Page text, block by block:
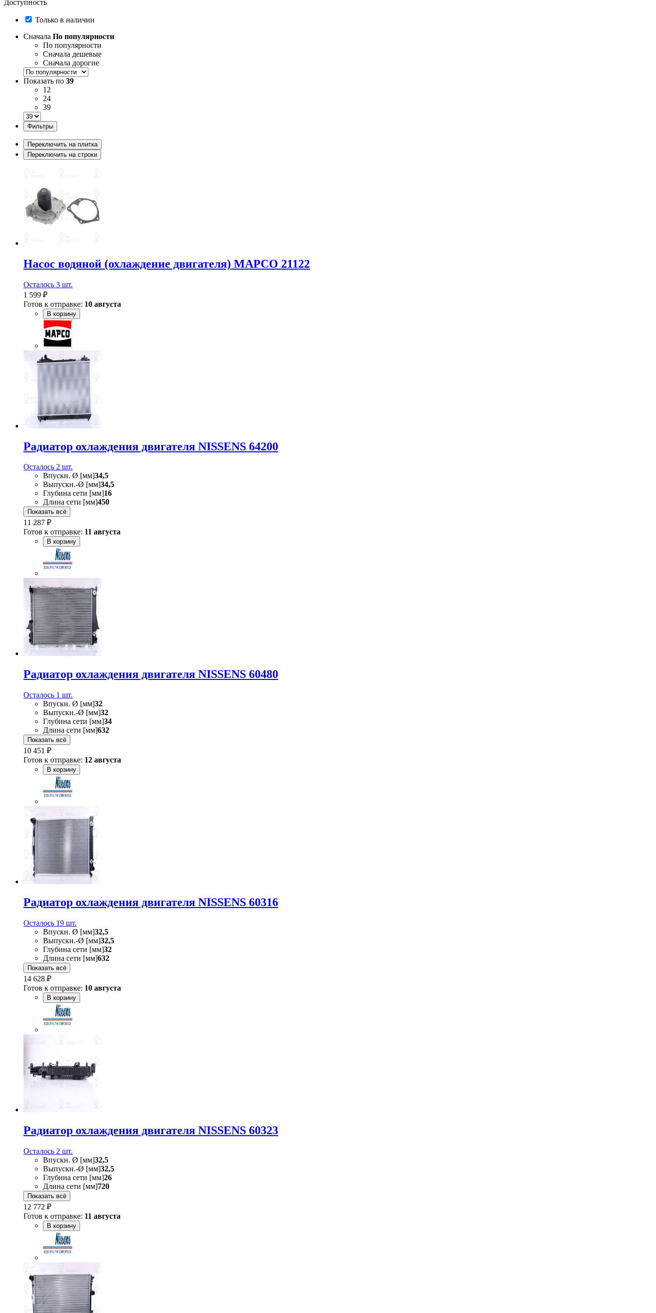
Доступность
Только в наличии
Сначала По популярности
По популярности
Сначала дешевые
Сначала дорогие
Показать по 39
12
24
39
Фильтры
Переключить на плитка
Переключить на строки
Насос водяной (охлаждение двигателя) MAPCO 21122
Осталось 3 шт.
1 599 ₽
Готов к отправке: 10 августа
В корзину
Радиатор охлаждения двигателя NISSENS 64200
Осталось 2 шт.
Впускн. Ø [мм]34,5
Выпускн.-Ø [мм]34,5
Глубина сети [мм]16
Длина сети [мм]450
Показать всё
11 287 ₽
Готов к отправке: 11 августа
В корзину
Радиатор охлаждения двигателя NISSENS 60480
Осталось 1 шт.
Впускн. Ø [мм]32
Выпускн.-Ø [мм]32
Глубина сети [мм]34
Длина сети [мм]632
Показать всё
10 451 ₽
Готов к отправке: 12 августа
В корзину
Радиатор охлаждения двигателя NISSENS 60316
Осталось 19 шт.
Впускн. Ø [мм]32,5
Выпускн.-Ø [мм]32,5
Глубина сети [мм]32
Длина сети [мм]632
Показать всё
14 628 ₽
Готов к отправке: 10 августа
В корзину
Радиатор охлаждения двигателя NISSENS 60323
Осталось 2 шт.
Впускн. Ø [мм]32,5
Выпускн.-Ø [мм]32,5
Глубина сети [мм]26
Длина сети [мм]720
Показать всё
12 772 ₽
Готов к отправке: 11 августа
В корзину